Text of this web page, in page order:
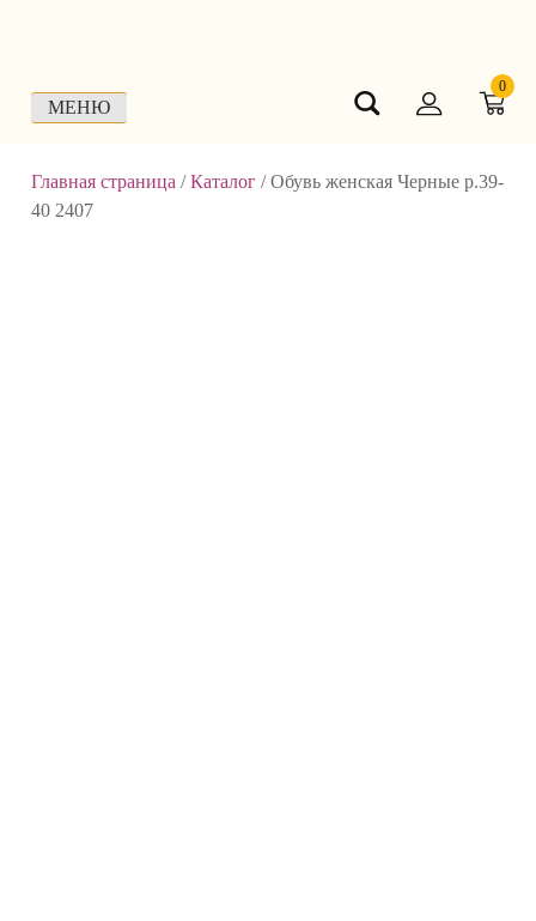
МЕНЮ
0
Главная страница /Каталог /Обувь женская Черные р.39-
40 2407